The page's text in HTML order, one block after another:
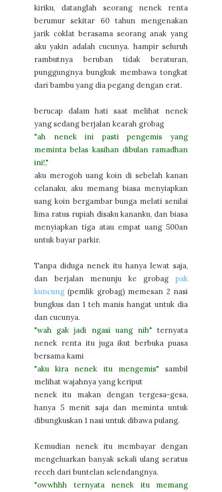
kiriku, datanglah seorang nenek renta
berumur sekitar 60 tahun mengenakan
jarik coklat berasama seorang anak yang
aku yakin adalah cucunya. hampir seluruh
rambutnya beruban tidak beraturan,
punggungnya bungkuk membawa tongkat
dari bambu yang dia pegang dengan erat.
berucap dalam hati saat melihat nenek
yang sedang berjalan kearah grobag
"ah nenek ini pasti pengemis yang
meminta belas kasihan dibulan ramadhan
ini!,"
aku merogoh uang koin di sebelah kanan
celanaku, aku memang biasa menyiapkan
uang koin bergambar bunga melati senilai
lima ratus rupiah disaku kananku, dan biasa
menyiapkan tiga atau empat uang 500an
untuk bayar parkir.
Tanpa diduga nenek itu hanya lewat saja,
dan berjalan menunju ke grobag pak
kuncung (pemlik grobag) memesan 2 nasi
bungkus dan 1 teh manis hangat untuk dia
dan cucunya.
"wah gak jadi ngasi uang nih" ternyata
nenek renta itu juga ikut berbuka puasa
bersama kami
"aku kira nenek itu mengemis" sambil
melihat wajahnya yang keriput
nenek itu makan dengan tergesa-gesa,
hanya 5 menit saja dan meminta untuk
dibungkuskan 1 nasi untuk dibawa pulang.
Kemudian nenek itu membayar dengan
mengeluarkan banyak sekali ulang seratus
receh dari buntelan selendangnya.
"owwhhh ternyata nenek itu memang